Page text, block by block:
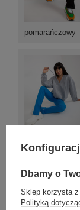
pomarańczowy
szary
Dbamy o
Sklep korzysta z
Polityką